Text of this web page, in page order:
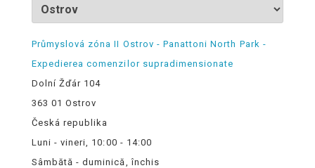
Průmyslová zóna II Ostrov - Panattoni North Park -
Expedierea comenzilor supradimensionate
Dolní Žďár 104
363 01 Ostrov
Česká republika
Luni - vineri, 10:00 - 14:00
Sâmbătă - duminică, închis